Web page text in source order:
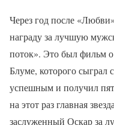
Через год после
награду за лучшую
поток». Это был фильм
Блуме, которого
успешным и получил
на этот раз главная
заслуженный Оскар за